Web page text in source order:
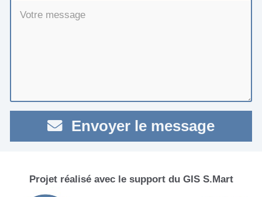
Envoyer le message
Projet réalisé avec le support du GIS S.Mart